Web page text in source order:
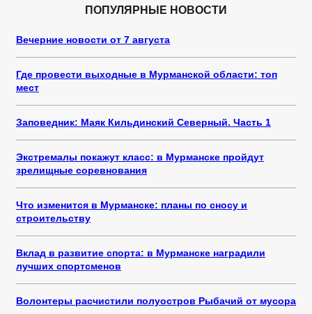
ПОПУЛЯРНЫЕ НОВОСТИ
Вечерние новости от 7 августа
Где провести выходные в Мурманской области: топ
мест
Заповедник: Маяк Кильдинский Северный. Часть 1
Экстремалы покажут класс: в Мурманске пройдут
зрелищные соревнования
Что изменится в Мурманске: планы по сносу и
строительству
Вклад в развитие спорта: в Мурманске наградили
лучших спортсменов
Волонтеры расчистили полуостров Рыбачий от мусора